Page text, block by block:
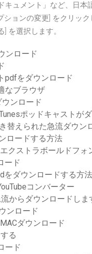
キュメント」など、日
ションの変更] をクリッ
を選択します。
ンロード
pdfをダウンロード
なブラウザ
ンロード
ポッドキャストが
替えられた急流ダウン
ロードする方法
クストラボールドフォ
ード
をダウンロードする方法
コンバーター
からダウンロードしま
ンロード
ダウンロード
る
ード